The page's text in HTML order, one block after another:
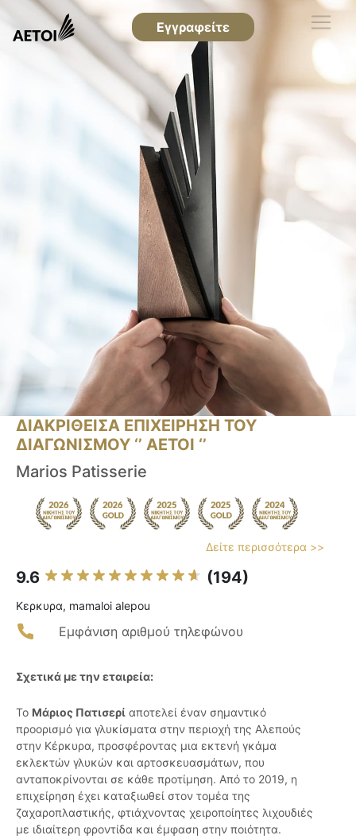
Εγγραφείτε
ΔΙΑΚΡΙΘΕΙΣΑ ΕΠΙΧΕΙΡΗΣΗ ΤΟΥ
ΔΙΑΓΩΝΙΣΜΟΥ ‘’ ΑΕΤΟΙ ‘’
Marios Patisserie
Δείτε περισσότερα >>
9.6 (194)
Κερκυρα, mamaloi alepou
Εμφάνιση αριθμού τηλεφώνου
Σχετικά με την εταιρεία:
Το Μάριος Πατισερί αποτελεί έναν σημαντικό
προορισμό για γλυκίσματα στην περιοχή της Αλεπούς
στην Κέρκυρα, προσφέροντας μια εκτενή γκάμα
εκλεκτών γλυκών και αρτοσκευασμάτων, που
ανταποκρίνονται σε κάθε προτίμηση. Από το 2019, η
επιχείρηση έχει καταξιωθεί στον τομέα της
ζαχαροπλαστικής, φτιάχνοντας χειροποίητες λιχουδιές
με ιδιαίτερη φροντίδα και έμφαση στην ποιότητα.